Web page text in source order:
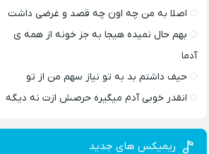
اصلا به من چه اون چه قصد و غرضی داشت
بهم حال نمیده هیجا به جز خونه از همه ی
آدما
حیف داشتم بد به تو نیاز سهم من از تو
انقدر خوبی آدم میگیره حرصش ازت نه دیگه
ریمیکس های جدید